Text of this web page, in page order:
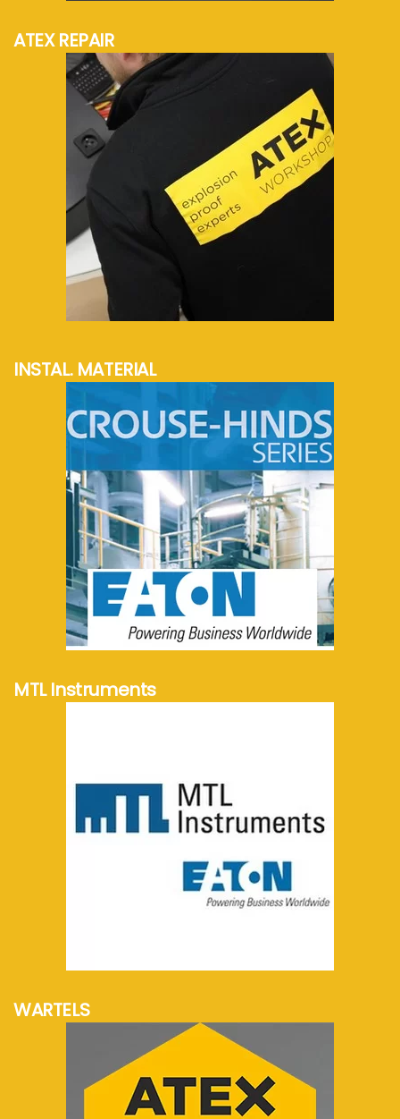
ATEX REPAIR
mehr Info...
INSTAL. MATERIAL
meer info...
MTL Instruments
WARTELS